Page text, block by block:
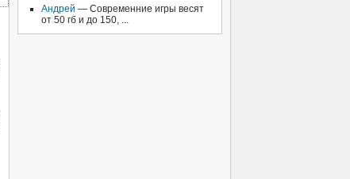
Андрей — Современние игры весят
от 50 гб и до 150, ...